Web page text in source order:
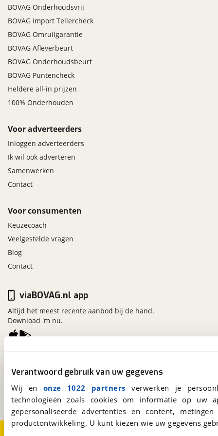
Verantwoord gebruik van uw gegevens
Wij en onze 1022 partners verwerken je
technologieën zoals cookies om informatie op
gepersonaliseerde advertenties en content,
productontwikkeling. U kunt kiezen wie uw gegevens
ASR
Veiligheid
Achteruitrijcamera
Alarm klasse 1(startblokkering)
Bandenspanningscontrolesysteem
Airbags
Parkeersensor
Airco automatisch
Elektrisch verstelbare en verwarmde
voorstoelen
Elektrische ramen voor
Lederen bekleding
Lederen bekleding bicolor
Lederen interieur
Stuur leder
Stuur leder en multifunctioneel
Stuurbekrachtiging
Voorstoel(en) elektrisch verstelbaar
Voorstoelen verwarmd
Anti Blokkeer Systeem
Bestuurdersairbag
Elektronische remkrachtverdeling
Lift systeem vooras
Passagiersairbag
Variabele stuuroverbrenging
Zij airbag(s) voor
Achteruitrijcamera
Alarm klasse 1(startblokkering)
Bandenspanningscontrolesysteem
Volledig dealer onderhouden (Laatste
BOVAG Onderhoudsvrij
BOVAG Import Tellercheck
BOVAG Omruilgarantie
BOVAG Afleverbeurt
BOVAG Onderhoudsbeurt
BOVAG Puntencheck
Heldere all-in prijzen
100% Onderhouden
Voor adverteerders
Inloggen adverteerders
Ik wil ook adverteren
Samenwerken
Contact
Voor consumenten
Keuzecoach
Veelgestelde vragen
Blog
Contact
Kosterijland 15
Bunnik
Een initiatief van
BOVAG
viaBOVAG.nl app
Altijd het meest recente aanbod bij de hand.
Download 'm nu.